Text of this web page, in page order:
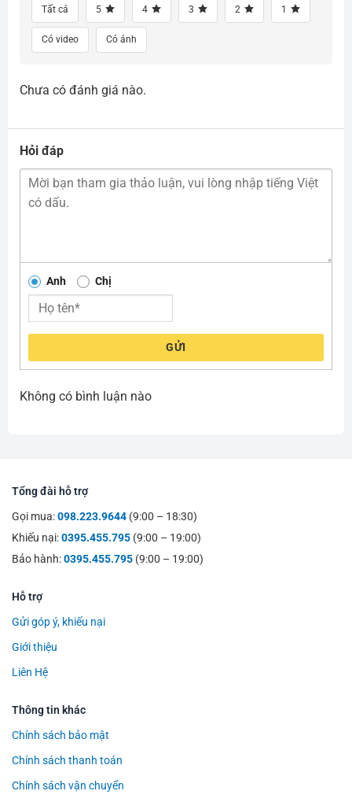
Tất cả 5 4 3 2 1
Có video Có ảnh
Chưa có đánh giá nào.
Hỏi đáp
Anh Chị
GỬI
Không có bình luận nào
Tổng đài hỗ trợ
Gọi mua:098.223.9644 (9:00 – 18:30)
Khiếu nại:0395.455.795 (9:00 – 19:00)
Bảo hành:0395.455.795 (9:00 – 19:00)
Hỗ trợ
Gửi góp ý, khiếu nại
Giới thiệu
Liên Hệ
Thông tin khác
Chính sách bảo mật
Chính sách thanh toán
Chính sách vận chuyển